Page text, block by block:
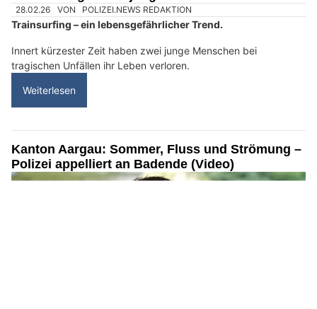
26.03.26 VON POLIZEI.NEWS REDAKTION
Am Mittwoch meldeten mehrere Personen bei der Polizei
umgestürzte Bäume auf Strassen im Kanton Aargau.
Auf der N1R kam es infolgedessen zu Verkehrsbehinderungen.